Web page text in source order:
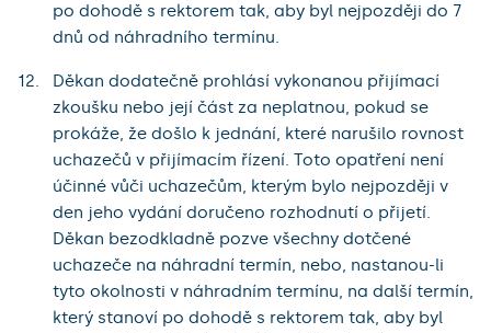
po dohodě s rektorem tak, aby byl nejpozději do 7
dnů od náhradního termínu.
Děkan dodatečně prohlásí vykonanou přijímací
zkoušku nebo její část za neplatnou, pokud se
prokáže, že došlo k jednání, které narušilo rovnost
uchazečů v přijímacím řízení. Toto opatření není
účinné vůči uchazečům, kterým bylo nejpozději v
den jeho vydání doručeno rozhodnutí o přijetí.
Děkan bezodkladně pozve všechny dotčené
uchazeče na náhradní termín, nebo, nastanou-li
tyto okolnosti v náhradním termínu, na další termín,
který stanoví po dohodě s rektorem tak, aby byl